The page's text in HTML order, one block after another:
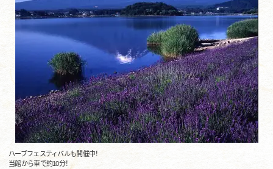
ハーブフェスティバルも開催中！
当館から車で約10分！